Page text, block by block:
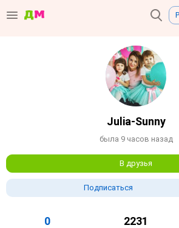
Julia-Sunny
была 9 часов назад
В друзья
Подписаться
0 2231